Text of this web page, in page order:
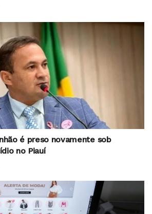
é preso novamente sob
no Piauí